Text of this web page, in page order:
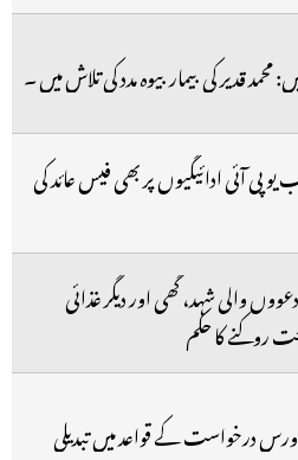
قدیر کی بیمار بیوہ مدد کی تلاش میں ۔
پی آئی ادائیگیوں پر بھی فیس عائد کی
فیصد‘ دعووں والی شہد، گھی اور دیگر غذائی
روکنے کا حکم
درخواست کے قواعد میں تبدیلی